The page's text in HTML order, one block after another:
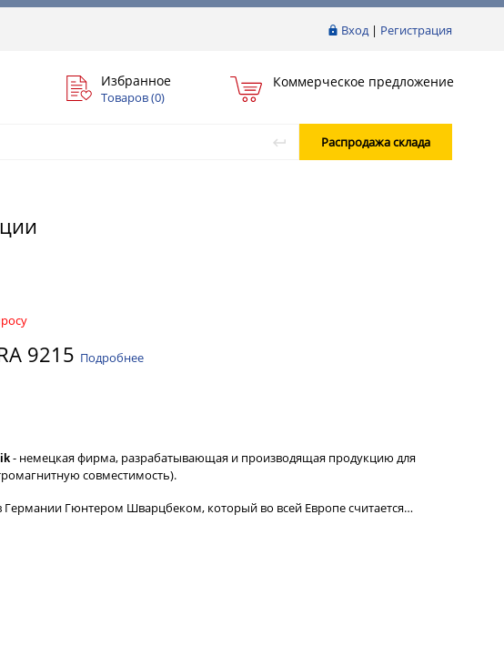
Вход| Регистрация
Избранное
Товаров (0)
Коммерческое предложение
Распродажа склада
9215 Подробнее
- немецкая фирма, разрабатывающая и производящая продукцию для
совместимость).
Германии Гюнтером Шварцбеком, который во всей Европе считается…